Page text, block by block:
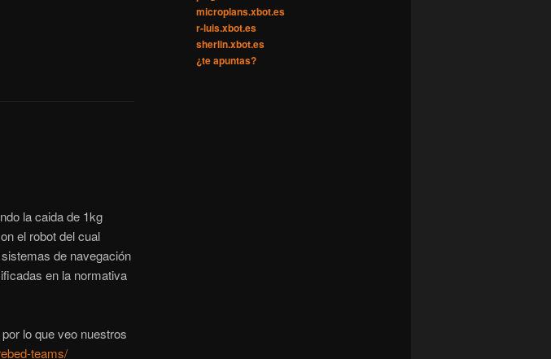
la caida de 1kg
el robot del cual
de navegación
en la normativa
lo que veo nuestros
teams/
microplans.xbot.es
r-luis.xbot.es
sherlin.xbot.es
¿te apuntas?